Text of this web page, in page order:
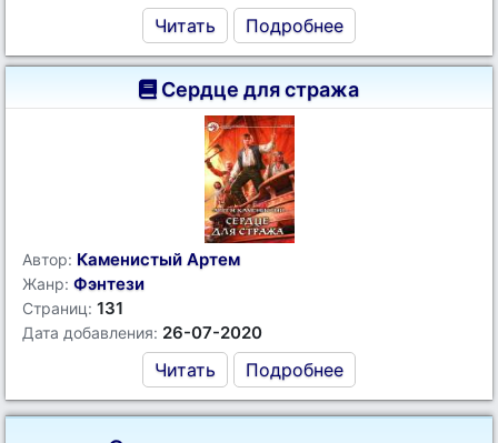
Читать Подробнее
Сердце для стража
Автор: Каменистый Артем
Жанр: Фэнтези
Страниц: 131
Дата добавления: 26-07-2020
Читать Подробнее